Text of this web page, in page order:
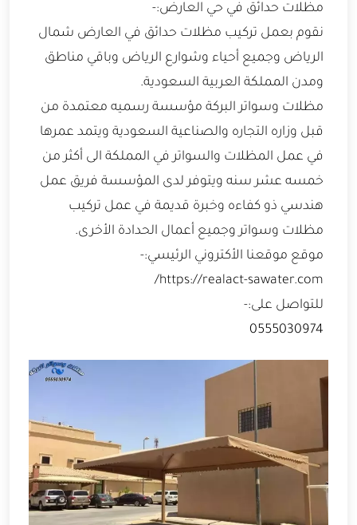
مظلات حدائق في حي العارض:-
نقوم بعمل تركيب مظلات حدائق في العارض شمال
الرياض وجميع أحياء وشوارع الرياض وباقي مناطق
ومدن المملكة العربية السعودية.
مظلات وسواتر البركة مؤسسة رسميه معتمدة من
قبل وزاره التجاره والصناعية السعودية ويتمد عمرها
في عمل المظلات والسواتر في المملكة الى أكثر من
خمسه عشر سنه ويتوفر لدى المؤسسة فريق عمل
هندسي ذو كفاءه وخبرة قديمة في عمل تركيب
مظلات وسواتر وجميع أعمال الحدادة الأخرى.
موقع موقعنا الأكتروني الرئيسي:-
https://realact-sawater.com/
للتواصل على:-
0555030974